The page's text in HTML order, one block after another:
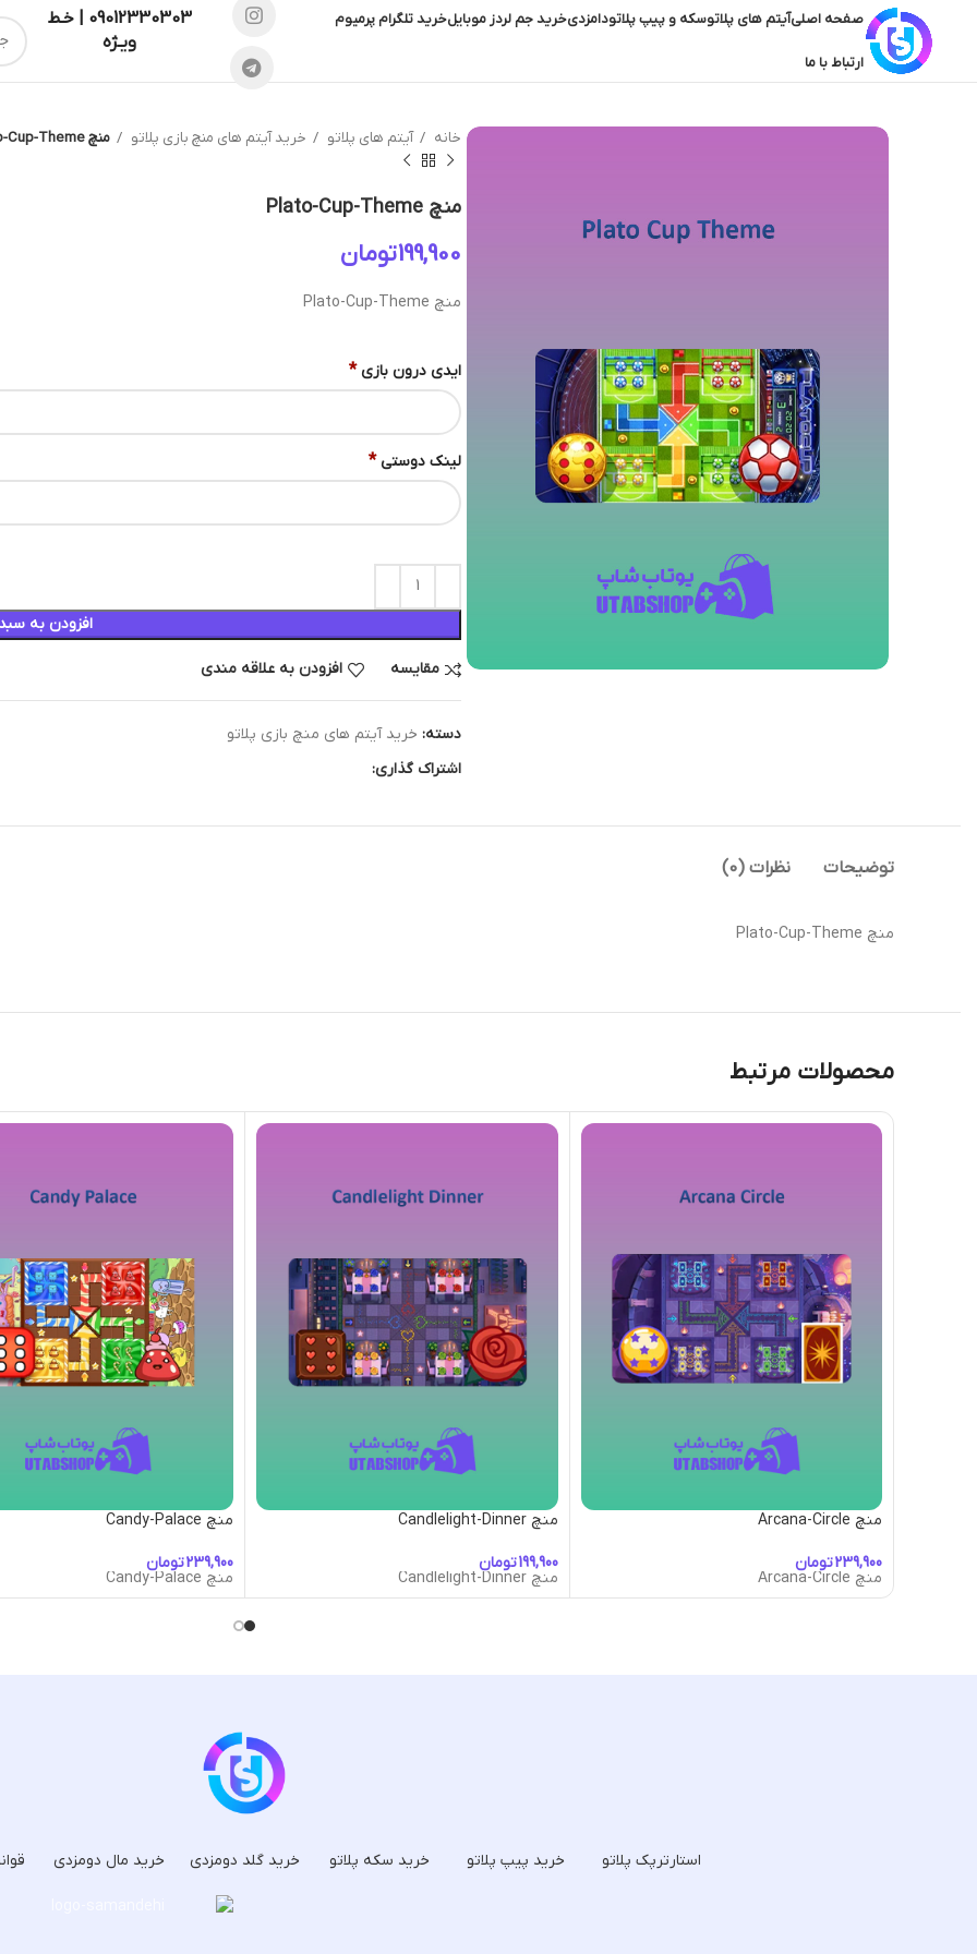
صفحه اصلیآیتم های پلاتوسکه و پیپ پلاتودامزدیخرید جم لردز موبایلخرید تلگرام پرمیوم
ارتباط با ما
09012330303 | خـط
ویـژه
خانه آیتم های پلاتو خرید آیتم های منچ بازی پلاتو منچ Plato-Cup-Theme
منچ Plato-Cup-Theme
تومان
منچ Plato-Cup-Theme
ایدی درون بازی *
لینک دوستی *
افزودن به
مقایسه افزودن به علاقه مندی
دسته: خرید آیتم های منچ بازی پلاتو
اشتراک گذاری:
توضیحات نظرات (0)
منچ Plato-Cup-Theme
محصولات مرتبط
منچ Arcana-Circle
تومان
منچ Arcana-Circle
منچ Candlelight-Dinner
تومان
منچ Candlelight-Dinner
منچ Candy-Palace
تومان
منچ Candy-Palace
استارترپک پلاتو خرید پیپ پلاتو خرید سکه پلاتو خرید گلد دومزدی خرید مال دومزدی